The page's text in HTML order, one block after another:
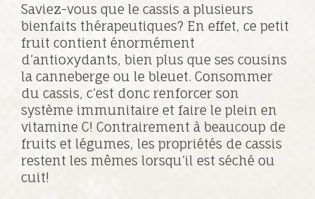
Saviez-vous que le cassis a plusieurs
bienfaits thérapeutiques? En effet, ce petit
fruit contient énormément
d’antioxydants, bien plus que ses cousins
la canneberge ou le bleuet. Consommer
du cassis, c’est donc renforcer son
système immunitaire et faire le plein en
vitamine C! Contrairement à beaucoup de
fruits et légumes, les propriétés de cassis
restent les mêmes lorsqu’il est séché ou
cuit!